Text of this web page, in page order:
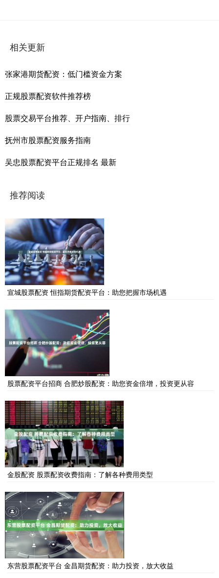
相关更新
张家港期货配资：低门槛资金方案
正规股票配资软件推荐榜
股票交易平台推荐、开户指南、排行
抚州市股票配资服务指南
吴忠股票配资平台正规排名 最新
推荐阅读
宣城股票配资 恒指期货配资平台：助您把握市场机遇
股票配资平台招商 合肥炒股配资：助您资金倍增，投资更从容
金股配资 股票配资收费指南：了解各种费用类型
东营股票配资平台 金昌期货配资：助力投资，放大收益